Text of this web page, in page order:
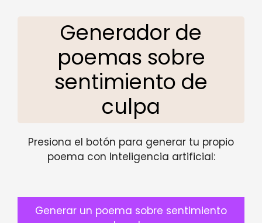
Generador de
poemas sobre
sentimiento de
culpa
Presiona el botón para generar tu propio
poema con Inteligencia artificial:
Generar un poema sobre sentimiento